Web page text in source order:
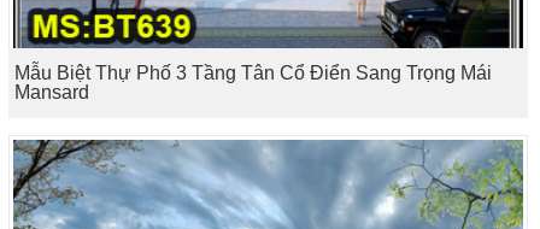
Mẫu Biệt Thự Phố 3 Tầng Tân Cổ Điển Sang Trọng Mái
Mansard